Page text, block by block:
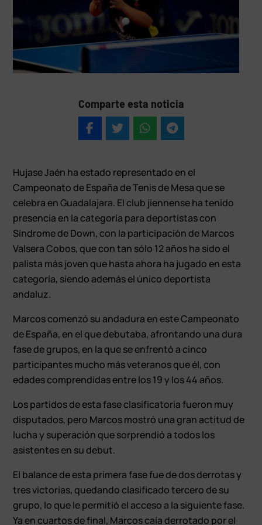
Comparte esta noticia
Hujase Jaén ha estado representado en el
Campeonato de España de Tenis de Mesa que se
celebra en Guadalajara. El club jiennense ha tenido
presencia en la categoría para deportistas con
Síndrome de Down, con la participación de Marcos
Valsera Cobos, que con tan sólo 12 años ha sido el
palista más joven que hasta ahora ha jugado en esta
categoría, siendo además el único deportista
andaluz.
Marcos comenzó su andadura en este Campeonato
de España, en el que debutaba, afrontando una dura
fase de grupos, en la que se enfrentó a cinco
participantes mucho más veteranos que él, con
edades comprendidas entre los 19 y los 44 años.
Los partidos de esta fase clasificatoria fueron muy
disputados, pero Marcos mostró una gran actitud de
lucha y superación que sorprendió a todos los
asistentes en su debut.
El balance de esta primera fase fue de dos derrotas y
tres victorias, quedando clasificado tercero de su
grupo, lo que le permitió el acceso a la siguiente fase.
Ya en cuartos de final, Marcos caía derrotado por el